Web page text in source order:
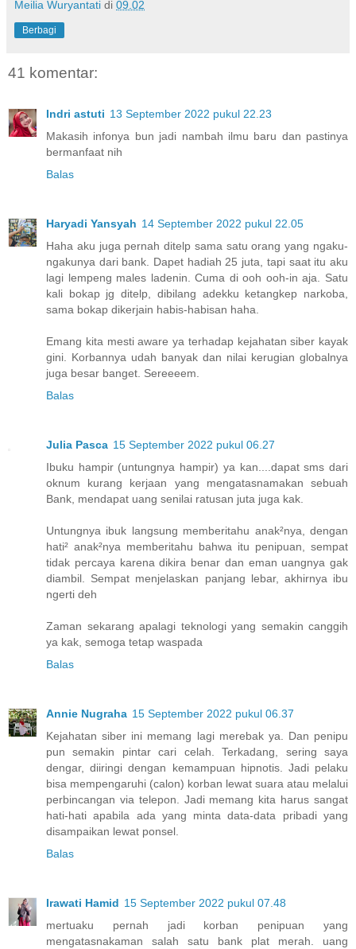
Meilia Wuryantati di 09.02
Berbagi
41 komentar:
Indri astuti 13 September 2022 pukul 22.23
Makasih infonya bun jadi nambah ilmu baru dan pastinya
bermanfaat nih
Balas
Haryadi Yansyah 14 September 2022 pukul 22.05
Haha aku juga pernah ditelp sama satu orang yang ngaku-
ngakunya dari bank. Dapet hadiah 25 juta, tapi saat itu aku
lagi lempeng males ladenin. Cuma di ooh ooh-in aja. Satu
kali bokap jg ditelp, dibilang adekku ketangkep narkoba,
sama bokap dikerjain habis-habisan haha.
Emang kita mesti aware ya terhadap kejahatan siber kayak
gini. Korbannya udah banyak dan nilai kerugian globalnya
juga besar banget. Sereeeem.
Balas
Julia Pasca 15 September 2022 pukul 06.27
Ibuku hampir (untungnya hampir) ya kan....dapat sms dari
oknum kurang kerjaan yang mengatasnamakan sebuah
Bank, mendapat uang senilai ratusan juta juga kak.
Untungnya ibuk langsung memberitahu anak²nya, dengan
hati² anak²nya memberitahu bahwa itu penipuan, sempat
tidak percaya karena dikira benar dan eman uangnya gak
diambil. Sempat menjelaskan panjang lebar, akhirnya ibu
ngerti deh
Zaman sekarang apalagi teknologi yang semakin canggih
ya kak, semoga tetap waspada
Balas
Annie Nugraha 15 September 2022 pukul 06.37
Kejahatan siber ini memang lagi merebak ya. Dan penipu
pun semakin pintar cari celah. Terkadang, sering saya
dengar, diiringi dengan kemampuan hipnotis. Jadi pelaku
bisa mempengaruhi (calon) korban lewat suara atau melalui
perbincangan via telepon. Jadi memang kita harus sangat
hati-hati apabila ada yang minta data-data pribadi yang
disampaikan lewat ponsel.
Balas
Irawati Hamid 15 September 2022 pukul 07.48
mertuaku pernah jadi korban penipuan yang
mengatasnakaman salah satu bank plat merah. uang